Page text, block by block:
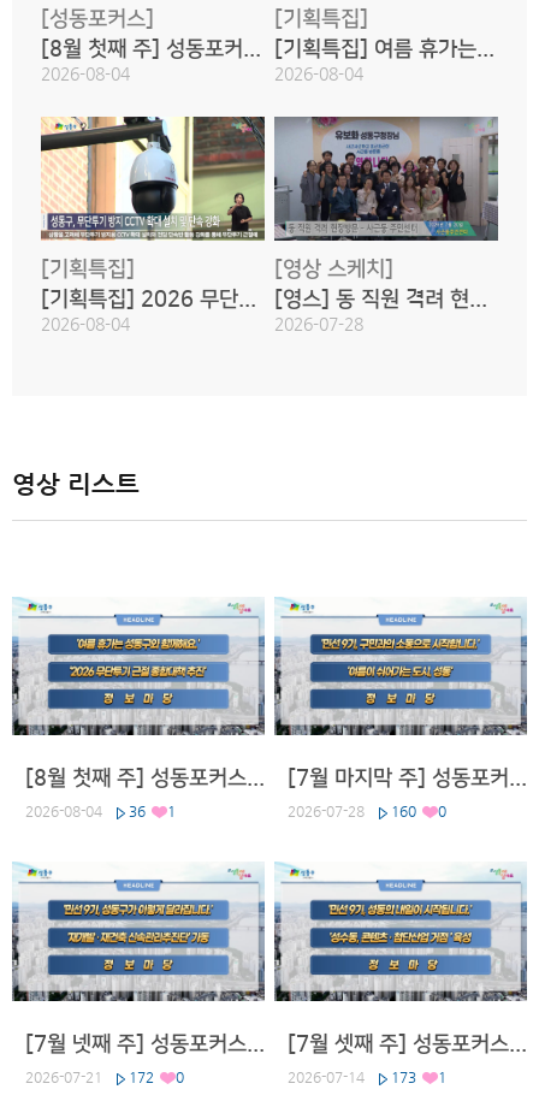
사업을 추진해 폭염 피해 최소화에 나섭니다.
먼저, 폭염특보 단계에 따라 상황관리 TF반, 종합지원상황실, 재난안전
대책본부 운영 등 단계별 대응체계를 운영하며, 대규모 인명피해가 우려
폭염취약계층 보호도 강화합니다. 사회적 고립위험이 있는 1인 가구와
독거 어르신을 대상으로 안부 확인과 안전 모니터링 실시하고, 건강 취
약계층 방문 건강관리 서비스, 저소득 위기가구 냉방용품 지원, 폭염 안
전숙소 운영 등을 추진합니다.
저감시설을 운영하고, 폭염 경보 발효 시 무더위쉼터 운영도 확대합니
니다.
여름을 보낼 수 있도록 최선을 다할 계획입니다. SDTV뉴스 권형준입니
다.
성동구, 2026 지역사회건강조사 실시 //
양: 우리 구가 지역 특성에 맞는 효과적이고 지속가능한 보건정책을 수
립·추진하고자 2026 지역사회건강조사를 실시합니다. 박나영 기자가
보도합니다.
우리 구가 오는 7월 31일까지, 2026 지역사회 건강조사를 실시합니다.
지역사회건강조사는 「지역보건법」에 따라 질병관리청과 전국 지방자치
단체가 매년 동시에 실시하는 국가승인 통계 조사입니다. 지역 주민의
건강 수준과 건강 관련 생활습관을 파악해 지역 특성에 맞는 효과적이고
지속가능한 보건정책을 수립·추진하기 위해 실시됩니다.
조사대상은 질병관리청이 선정한 표본가구의 가구원 중 19세 이상 성인
[성동포커스]
[8월 첫째 주] 성동포커스 2026
2026-08-04
[기획특집]
[기획특집] 여름 휴가는 성동구와 함께해요
2026-08-04
[기획특집]
[기획특집] 2026 무단투기 근절 종합대책 추진
2026-08-04
[영상 스케치]
[영스] 동 직원 격려 현장방문 - 사근동 주민센터
2026-07-28
영상 리스트
[8월 첫째 주] 성동포커스 2026
2026-08-04 36 1
[7월 마지막 주] 성동포커스 2026
2026-07-28 160 0
[7월 넷째 주] 성동포커스 2026
2026-07-21 172 0
[7월 셋째 주] 성동포커스 2026
2026-07-14 173 1